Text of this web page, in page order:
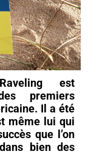
est
premiers
Il a été
même lui qui
que l’on
bien des